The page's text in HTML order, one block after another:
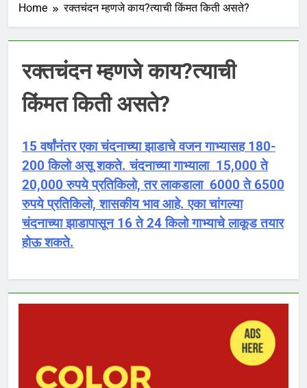
Home रक्तचंदन म्हणजे काय?त्याची किंमत किती असते?
रक्तचंदन म्हणजे काय?त्याची
किंमत किती असते?
15 वर्षांनंतर एका चंदनाच्या झाडाचे वजन गाभ्यासह 180-
200 किलो असू शकते. चंदनाच्या गाभ्याला 15,000 ते
20,000 रुपये प्रतिकिलो, तर लाकडाला 6000 ते 6500
रुपये प्रतिकिलो, शासकीय भाव आहे. एका चांगल्या
चंदनाच्या झाडापासून 16 ते 24 किलो गाभ्याचे लाकूड तयार
होऊ शकते.